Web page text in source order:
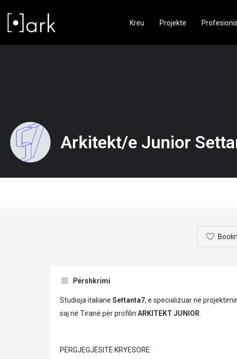
Kreu Projekte
Arkitekt/e Junior
Përshkrimi
Studioja italiane Settanta7, e specializuar në
saj në Tiranë për profilin ARKITEKT JUNIOR
PËRGJEGJËSITË KRYESORE: